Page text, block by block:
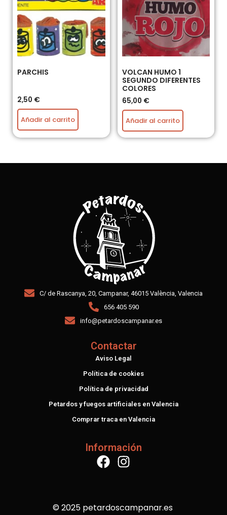
PARCHIS
2,50 €
Añadir al carrito
VOLCAN HUMO 1
SEGUNDO DIFERENTES
COLORES
65,00 €
Añadir al carrito
C/ de Rascanya, 20, Campanar, 46015 València, Valencia
656 405 590
info@petardoscampanar.es
Contactar
Aviso Legal
Política de cookies
Política de privacidad
Petardos y fuegos artificiales en Valencia
Comprar traca en Valencia
Información
© 2025 petardoscampanar.es